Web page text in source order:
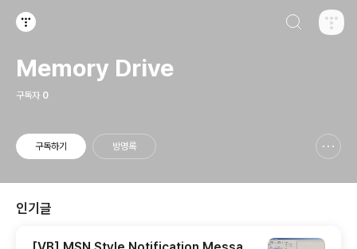
Memory Drive
구독자 0
구독하기 방명록
인기글